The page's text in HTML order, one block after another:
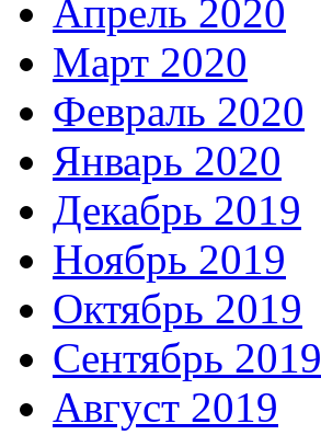
Апрель 2020
Март 2020
Февраль 2020
Январь 2020
Декабрь 2019
Ноябрь 2019
Октябрь 2019
Сентябрь 2019
Август 2019